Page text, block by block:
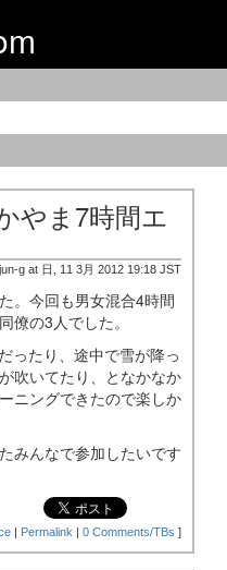
やま7時間エ
g at 日, 11 3月 2012 19:18 JST
。今回も男女混合4時間
僚の3人でした。
ったり、途中で雪が降っ
吹いてたり、となかなか
ニングできたので楽しか
みんなで参加したいです
| Permalink | 0 Comments/TBs ]